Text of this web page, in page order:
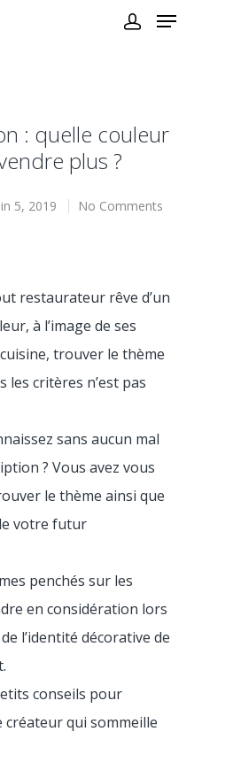
: quelle couleur
plus ?
5, 2019 No Comments
restaurateur rêve d’un
à l’image de ses
trouver le thème
les critères n’est pas
sans aucun mal
? Vous avez vous
le thème ainsi que
votre futur
penchés sur les
en considération lors
l’identité décorative de
conseils pour
créateur qui sommeille